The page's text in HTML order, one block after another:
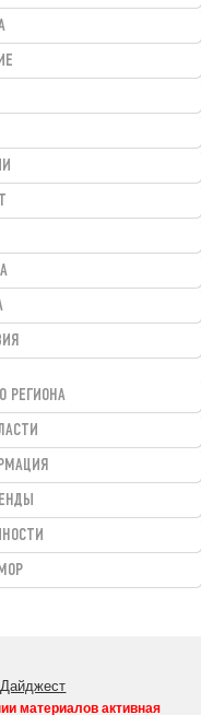
РЕГИОНА
материалов активная